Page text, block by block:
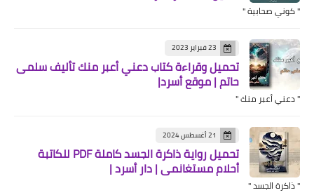
" كوني صحابية "
23 فبراير 2023
تحميل وقراءة كتاب دعني أعبر منك تأليف سلمى
حاتم | موقع أسرد|
" دعني أعبر منك "
21 أغسطس 2024
تحميل رواية ذاكرة الجسد كاملة PDF للكاتبة
أحلام مستغانمي | دار أسرد |
" ذاكرة الجسد "